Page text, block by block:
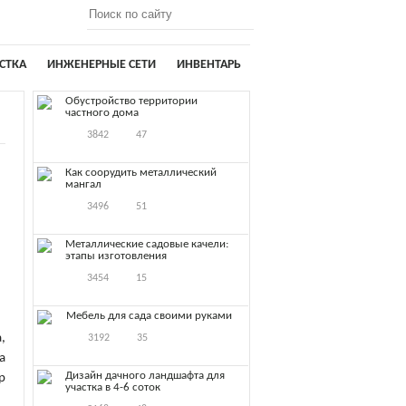
ИНЖЕНЕРНЫЕ СЕТИ ИНВЕНТАРЬ
Обустройство территории
частного дома
3842 47
Как соорудить металлический
мангал
3496 51
Металлические садовые качели:
этапы изготовления
3454 15
Мебель для сада своими руками
3192 35
Дизайн дачного ландшафта для
участка в 4-6 соток